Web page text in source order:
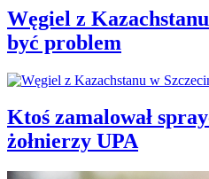
Węgiel z
być problem
Ktoś zamalował
żołnierzy UPA